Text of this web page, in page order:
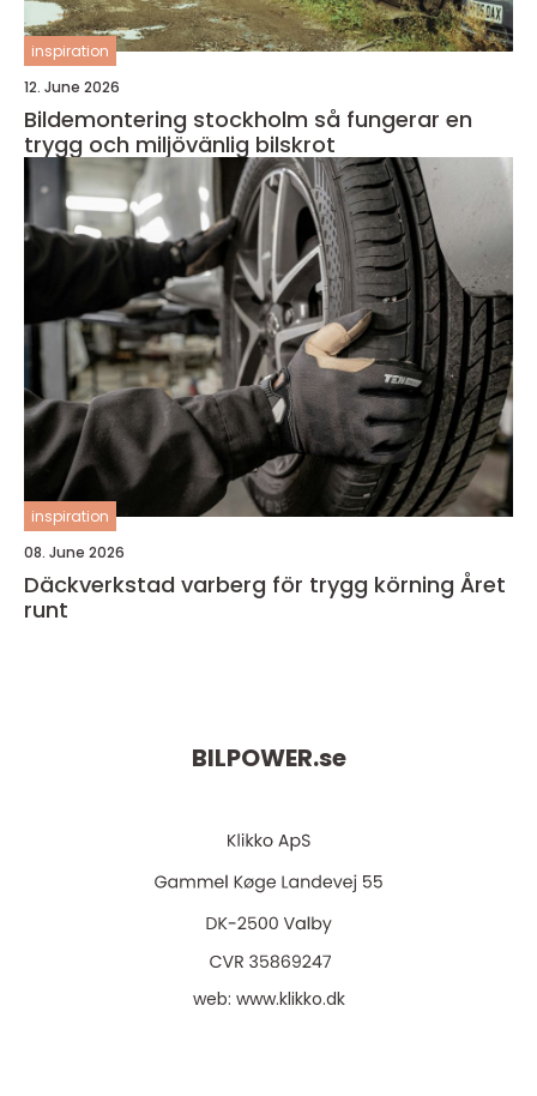
inspiration
12. June 2026
Bildemontering stockholm så fungerar en
trygg och miljövänlig bilskrot
inspiration
08. June 2026
Däckverkstad varberg för trygg körning Året
runt
BILPOWER.se
web: www.klikko.dk